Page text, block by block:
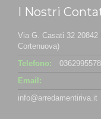
I Nostri
Via G. Casati 32 20842
Cortenuova)
Telefono:
0362995578
Email:
info@arredamentiriva.it